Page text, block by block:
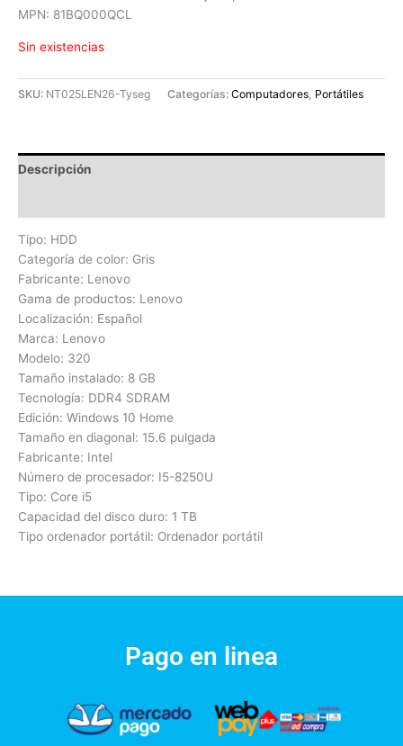
MPN: 81BQ000QCL
Sin existencias
SKU: NT025LEN26-Tyseg Categorías: Computadores Portátiles
Descripción
Tipo: HDD
Categoría de color: Gris
Fabricante: Lenovo
Gama de productos: Lenovo
Localización: Español
Marca: Lenovo
Modelo: 320
Tamaño instalado: 8 GB
Tecnología: DDR4 SDRAM
Edición: Windows 10 Home
Tamaño en diagonal: 15.6 pulgada
Fabricante: Intel
Número de procesador: I5-8250U
Tipo: Core i5
Capacidad del disco duro: 1 TB
Tipo ordenador portátil: Ordenador portátil
Pago en linea